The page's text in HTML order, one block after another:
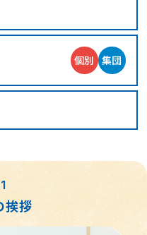
個別 集団
挨拶